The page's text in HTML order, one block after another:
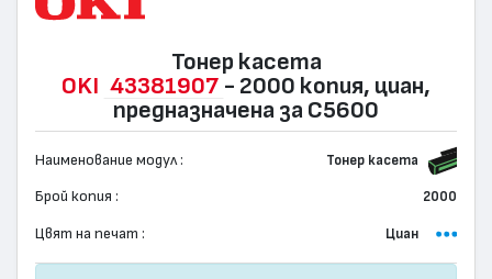
Тонер касета
OKI 43381907 - 2000 копия, циан,
предназначена за C5600
Наименование модул : Тонер касета
Брой копия : 2000
Цвят на печат : Циан